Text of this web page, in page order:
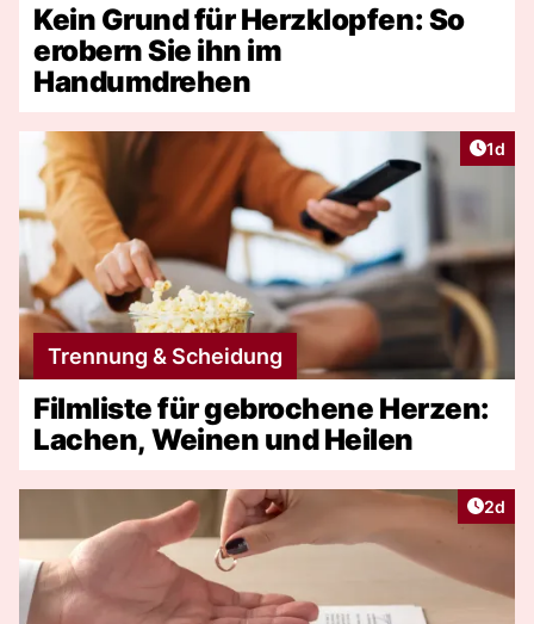
Kein Grund für Herzklopfen: So
erobern Sie ihn im
Handumdrehen
1d
Trennung & Scheidung
Filmliste für gebrochene Herzen:
Lachen, Weinen und Heilen
2d